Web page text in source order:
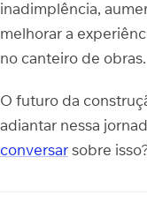
inadimplência,
melhorar a
no canteiro de obras.
O futuro da
adiantar nessa
conversarsobre